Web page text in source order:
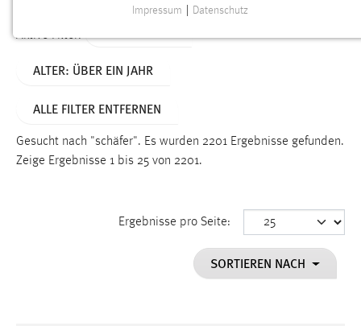
Aktive Filter:
ALTER: ÜBER EIN JAHR
ALLE FILTER ENTFERNEN
Gesucht nach "schäfer". Es wurden 2201 Ergebnisse gefunden.
Zeige Ergebnisse 1 bis 25 von 2201.
Ergebnisse pro Seite:
SORTIEREN NACH
Funktionen und sind für die einwandfreie Funktion der
Name:
Dieser Cookie speichert die ausgewählten Einverständnis-
Impressum Datenschutz